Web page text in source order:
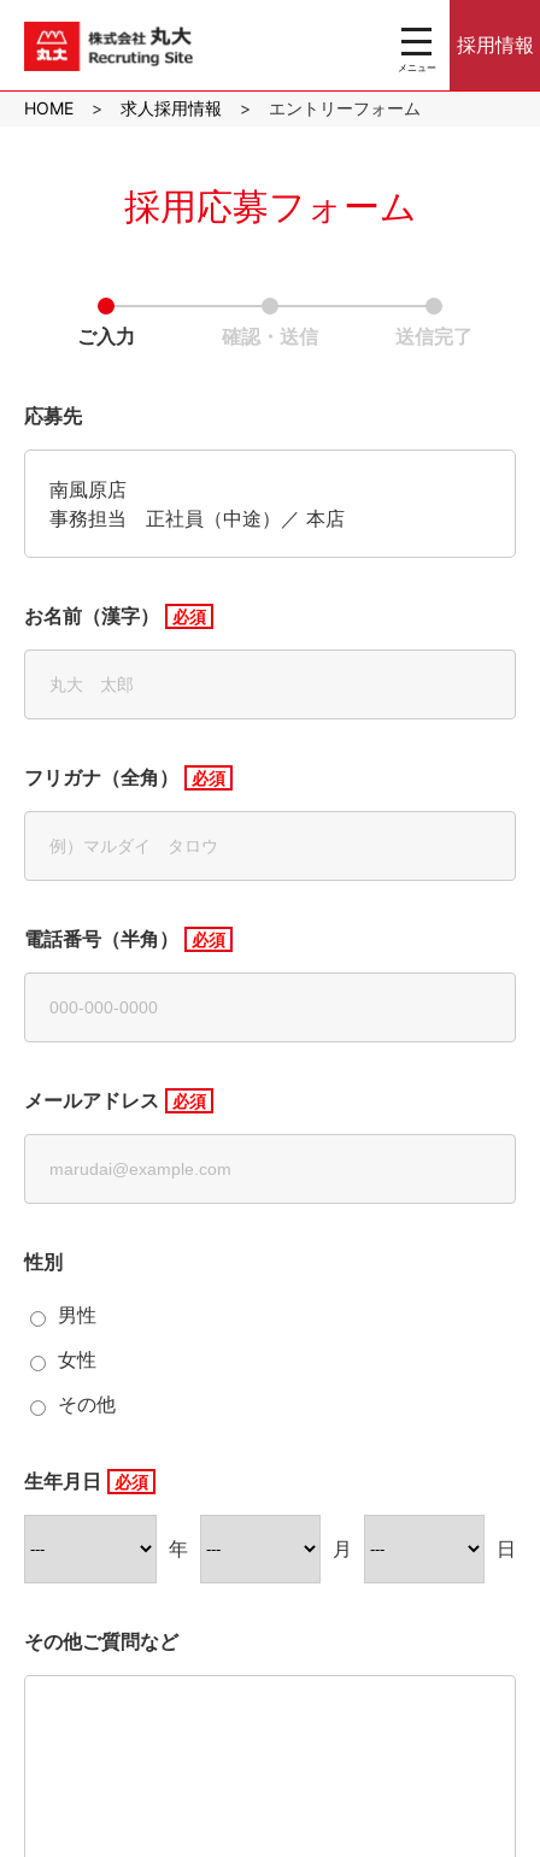
沖縄のスーパーマ
ーケット株式会社
toggle
navigation
メニュー
採用情報
HOME 求人採用情報 エントリーフォーム
採用応募フォーム
ご入力 確認・送信 送信完了
応募先
南風原店
事務担当 正社員（中途）／ 本店
お名前（漢字）
フリガナ（全角）
電話番号（半角）
メールアドレス
性別
男性
女性
その他
生年月日
年 月 日
その他ご質問など